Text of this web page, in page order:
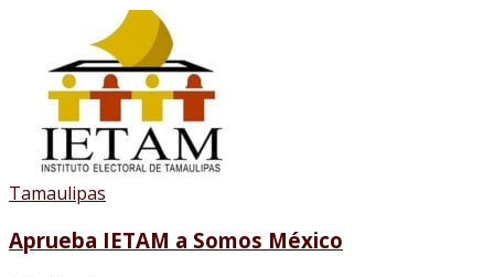
Tamaulipas
Aprueba IETAM a Somos México